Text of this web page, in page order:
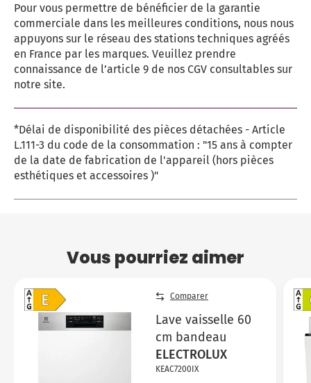
Pour vous permettre de bénéficier de la garantie
commerciale dans les meilleures conditions, nous nous
appuyons sur le réseau des stations techniques agréés
en France par les marques. Veuillez prendre
connaissance de l’article 9 de nos CGV consultables sur
notre site.
*Délai de disponibilité des pièces détachées - Article
L.111-3 du code de la consommation : "15 ans à compter
de la date de fabrication de l'appareil (hors pièces
esthétiques et accessoires )"
Vous pourriez aimer
Comparer
Lave vaisselle 60
cm bandeau
ELECTROLUX
KEAC7200IX